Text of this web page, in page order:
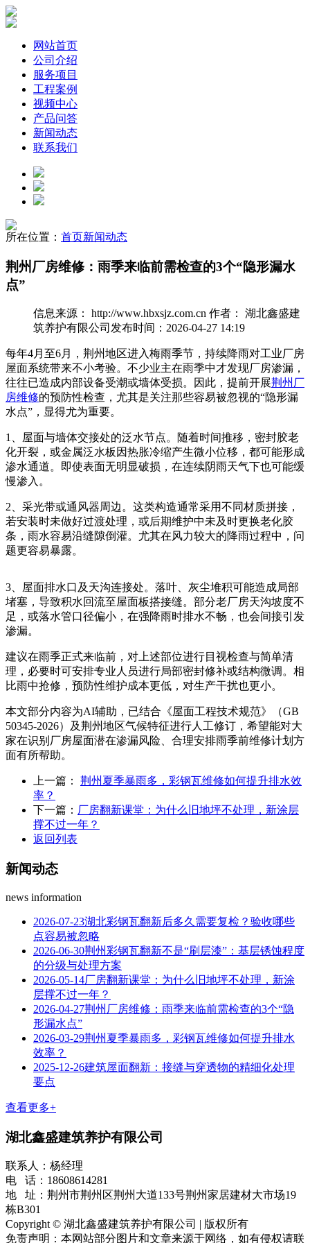
网站首页
公司介绍
服务项目
工程案例
视频中心
产品问答
新闻动态
联系我们
所在位置： 首页新闻动态
荆州厂房维修：雨季来临前需检查的3个“隐形漏水
点”
信息来源： http://www.hbxsjz.com.cn 作者： 湖北鑫盛建
筑养护有限公司 发布时间：2026-04-27 14:19
每年4月至6月，荆州地区进入梅雨季节，持续降雨对工业厂房
屋面系统带来不小考验。不少业主在雨季中才发现厂房渗漏，
往往已造成内部设备受潮或墙体受损。因此，提前开展荆州厂
房维修的预防性检查，尤其是关注那些容易被忽视的“隐形漏
水点”，显得尤为重要。
1、屋面与墙体交接处的泛水节点。随着时间推移，密封胶老
化开裂，或金属泛水板因热胀冷缩产生微小位移，都可能形成
渗水通道。即使表面无明显破损，在连续阴雨天气下也可能缓
慢渗入。
2、采光带或通风器周边。这类构造通常采用不同材质拼接，
若安装时未做好过渡处理，或后期维护中未及时更换老化胶
条，雨水容易沿缝隙倒灌。尤其在风力较大的降雨过程中，问
题更容易暴露。
3、屋面排水口及天沟连接处。落叶、灰尘堆积可能造成局部
堵塞，导致积水回流至屋面板搭接缝。部分老厂房天沟坡度不
足，或落水管口径偏小，在强降雨时排水不畅，也会间接引发
渗漏。
建议在雨季正式来临前，对上述部位进行目视检查与简单清
理，必要时可安排专业人员进行局部密封修补或结构微调。相
比雨中抢修，预防性维护成本更低，对生产干扰也更小。
本文部分内容为AI辅助，已结合《屋面工程技术规范》（GB
50345-2026）及荆州地区气候特征进行人工修订，希望能对大
家在识别厂房屋面潜在渗漏风险、合理安排雨季前维修计划方
面有所帮助。
上一篇： 荆州夏季暴雨多，彩钢瓦维修如何提升排水效
率？
下一篇： 厂房翻新课堂：为什么旧地坪不处理，新涂层
撑不过一年？
返回列表
新闻动态
news information
2026-07-23湖北彩钢瓦翻新后多久需要复检？验收哪些
点容易被忽略
2026-06-30荆州彩钢瓦翻新不是“刷层漆”：基层锈蚀程度
的分级与处理方案
2026-05-14厂房翻新课堂：为什么旧地坪不处理，新涂
层撑不过一年？
2026-04-27荆州厂房维修：雨季来临前需检查的3个“隐
形漏水点”
2026-03-29荆州夏季暴雨多，彩钢瓦维修如何提升排水
效率？
2025-12-26建筑屋面翻新：接缝与穿透物的精细化处理
要点
查看更多+
湖北鑫盛建筑养护有限公司
联系人：杨经理
电 话：18608614281
地 址：荆州市荆州区荆州大道133号荆州家居建材大市场19
栋B301
Copyright © 湖北鑫盛建筑养护有限公司 | 版权所有
免责声明：本网站部分图片和文章来源于网络，如有侵权请联